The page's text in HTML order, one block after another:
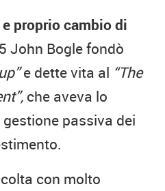
proprio cambio di
John Bogle fondò
e dette vita al “The
che aveva lo
passiva dei
con molto